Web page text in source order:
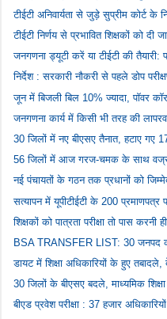
टीईटी अनिवार्यता से जुड़े सुप्रीम कोर्ट के
टीईटी निर्णय से प्रभावित शिक्षकों को दी
जनगणना ड्यूटी करें या टीईटी की तैयारी:
निर्देश : सरकारी नौकरी से पहले डोप
जून में बिजली बिल 10% ज्यादा, पॉवर
जनगणना कार्य में किसी भी तरह की
30 जिलों में नए बीएसए तैनात, हटाए गए
56 जिलों में आज गरज-चमक के साथ
नई पंचायतों के गठन तक प्रधानों को
सत्यापन में यूपीटीईटी के 200 प्रमाणपत्र
शिक्षकों को पात्रता परीक्षा तो पास करनी
BSA TRANSFER LIST: 30 जनपद
डायट में शिक्षा अधिकारियों के हुए
30 जिलों के बीएसए बदले, माध्यमिक
बीएड प्रवेश परीक्षा : 37 हजार